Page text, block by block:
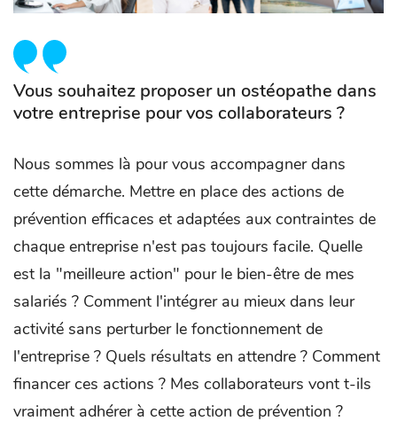
Vous souhaitez proposer un ostéopathe dans
votre entreprise pour vos collaborateurs ?
Nous sommes là pour vous accompagner dans
cette démarche. Mettre en place des actions de
prévention efficaces et adaptées aux contraintes de
chaque entreprise n'est pas toujours facile. Quelle
est la "meilleure action" pour le bien-être de mes
salariés ? Comment l'intégrer au mieux dans leur
activité sans perturber le fonctionnement de
l'entreprise ? Quels résultats en attendre ? Comment
financer ces actions ? Mes collaborateurs vont t-ils
vraiment adhérer à cette action de prévention ?